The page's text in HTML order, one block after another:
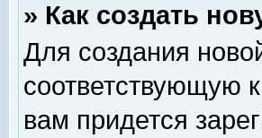
» Как создать
Для создания
соответствующую
вам придется